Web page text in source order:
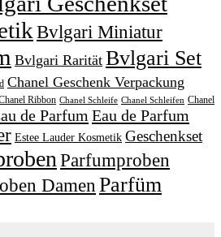
Bvlgari Miniatur
Bvlgari Rarität Bvlgari Set
Chanel Geschenk Verpackung
Ribbon Chanel Schleife Chanel Schleifen Chanel
de Parfum Eau de Parfum
Estee Lauder Kosmetik Geschenkset
Parfumproben
Damen Parfüm